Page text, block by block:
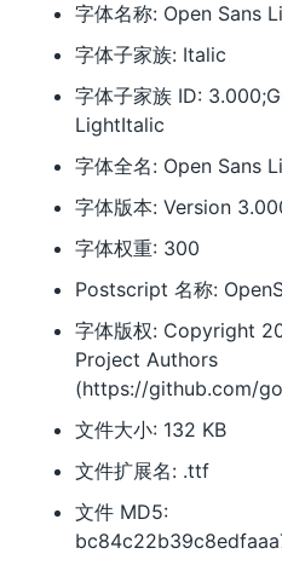
字体名称: Open Sans
字体子家族: Italic
字体子家族 ID:
LightItalic
字体全名: Open Sans
字体版本: Version
字体权重: 300
Postscript 名称:
字体版权: Copyright
Project Authors
(https://github.com/
文件大小: 132 KB
文件扩展名: .ttf
文件 MD5: